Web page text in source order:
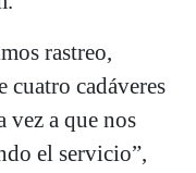
rastreo,
cuatro cadáveres
vez a que nos
el servicio”,